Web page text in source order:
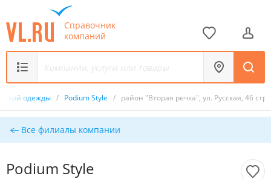
Справочник
компаний
одежды / Podium Style / район "Вторая речка", ул. Русская, 46 стр.
Все филиалы компании
Podium Style